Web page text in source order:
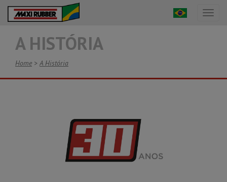
A HISTÓRIA
Home > A História